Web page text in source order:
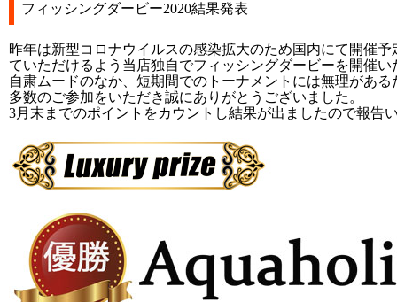
フィッシングダービー2020結果発表
昨年は新型コロナウイルスの感染拡大のため国内にて開催
ていただけるよう当店独自でフィッシングダービーを開催い
自粛ムードのなか、短期間でのトーナメントには無理があ
多数のご参加をいただき誠にありがとうございました。
3月末までのポイントをカウントし結果が出ましたので報告